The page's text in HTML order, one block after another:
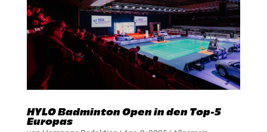
HYLO Badminton Open in den Top-5
Europas